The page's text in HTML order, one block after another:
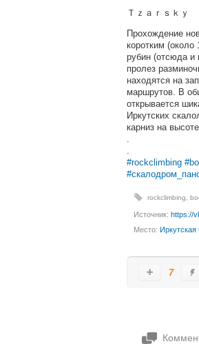
Ｔｚａｒｓｋｙ
Прохождение
коротким
рубин (отсюда и
пролез
находятся на
маршрутов. В
открывается
Иркутских
карниз на
#rockclimbing
rockclimbing
Источник: https://
Место: Иркутская
7